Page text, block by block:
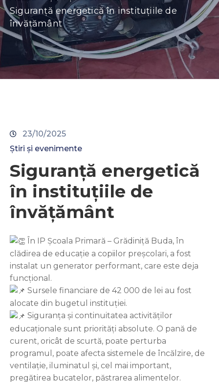
Contacte
Siguranță energetică în instituțiile de
învățământ
23/10/2025
Știri și evenimente
Siguranță energetică
în instituțiile de
învățământ
În IP Școala Primară – Grădiniță Buda, în
clădirea de educație a copiilor preșcolari, a fost
instalat un generator performant, care este deja
funcțional.
Sursele financiare de 42 000 de lei au fost
alocate din bugetul instituției.
Siguranța și continuitatea activităților
educaționale sunt priorități absolute. O pană de
curent, oricât de scurtă, poate perturba
programul, poate afecta sistemele de încălzire, de
ventilație, iluminatul și, cel mai important,
pregătirea bucatelor, păstrarea alimentelor.